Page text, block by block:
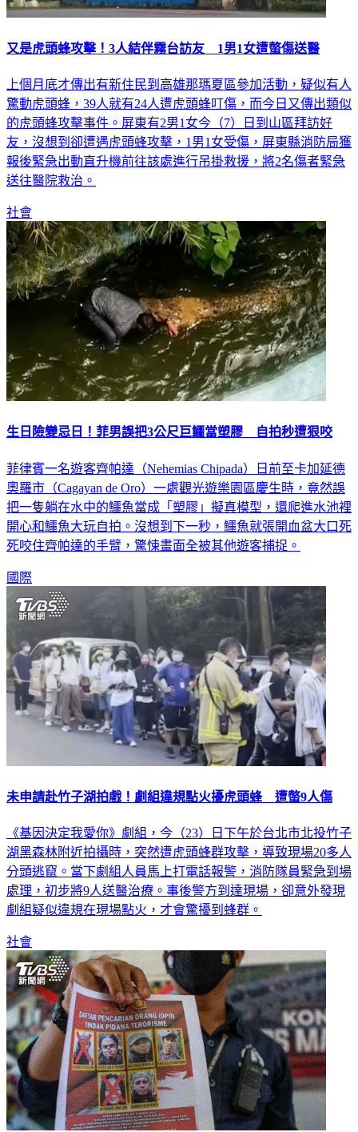
又是虎頭蜂攻擊！3人結伴霧台訪友 1男1女遭螫傷送醫
上個月底才傳出有新住民到高雄那瑪夏區參加活動，疑似有人
驚動虎頭蜂，39人就有24人遭虎頭蜂叮傷，而今日又傳出類似
的虎頭蜂攻擊事件。屏東有2男1女今（7）日到山區拜訪好
友，沒想到卻遭遇虎頭蜂攻擊，1男1女受傷，屏東縣消防局獲
報後緊急出動直升機前往該處進行吊掛救援，將2名傷者緊急
送往醫院救治。
社會
生日險變忌日！菲男誤把3公尺巨鱷當塑膠 自拍秒遭狠咬
菲律賓一名遊客齊帕達（Nehemias Chipada）日前至卡加延德
奧羅市（Cagayan de Oro）一處觀光遊樂園區慶生時，竟然誤
把一隻躺在水中的鱷魚當成「塑膠」擬真模型，還爬進水池裡
開心和鱷魚大玩自拍。沒想到下一秒，鱷魚就張開血盆大口死
死咬住齊帕達的手臂，驚悚畫面全被其他遊客捕捉。
國際
未申請赴竹子湖拍戲！劇組違規點火擾虎頭蜂 遭螫9人傷
《基因決定我愛你》劇組，今（23）日下午於台北市北投竹子
湖黑森林附近拍攝時，突然遭虎頭蜂群攻擊，導致現場20多人
分頭逃竄。當下劇組人員馬上打電話報警，消防隊員緊急到場
處理，初步將9人送醫治療。事後警方到達現場，卻意外發現
劇組疑似違規在現場點火，才會驚擾到蜂群。
社會